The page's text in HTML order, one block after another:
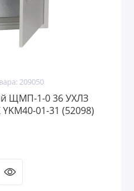
209050
ЩМП-1-0 36 УХЛЗ
01-31 (52098)